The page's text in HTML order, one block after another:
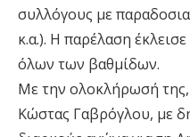
συλλόγους με
κ.α.). Η παρέλαση
όλων των βαθμίδων.
Με την ολοκλήρωσή
Κώστας Γαβρόγλου, με